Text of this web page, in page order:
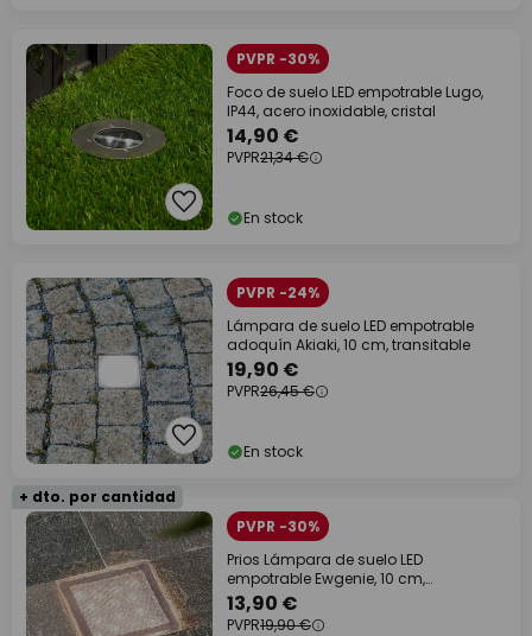
PVPR -30%
Foco de suelo LED empotrable Lugo,
IP44, acero inoxidable, cristal
14,90 €
PVPR21,34 €
En stock
PVPR -24%
Lámpara de suelo LED empotrable
adoquín Akiaki, 10 cm, transitable
19,90 €
PVPR26,45 €
En stock
+ dto. por cantidad
PVPR -30%
Prios Lámpara de suelo LED
empotrable Ewgenie, 10 cm,
transparente
13,90 €
PVPR19,90 €